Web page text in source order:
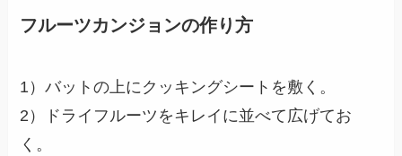
フルーツカンジョンの作り方
1）バットの上にクッキングシートを敷く。
2）ドライフルーツをキレイに並べて広げてお
く。